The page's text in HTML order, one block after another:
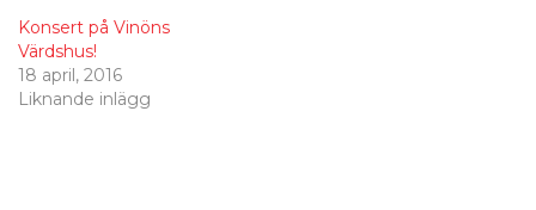
Konsert på Vinöns
Värdshus!
18 april, 2016
Liknande inlägg